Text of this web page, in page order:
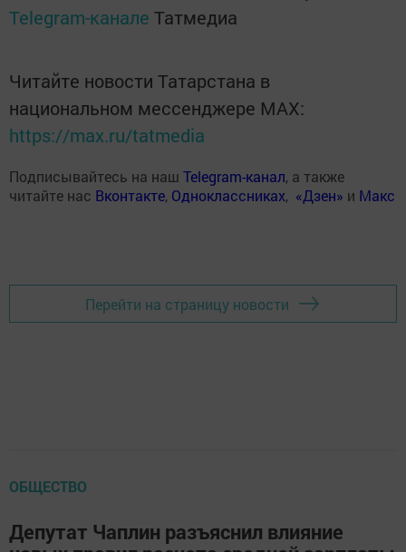
Telegram-канале Татмедиа
Читайте новости Татарстана в
национальном мессенджере MАХ:
https://max.ru/tatmedia
Подписывайтесь на наш Telegram-канал, а также
читайте нас Вконтакте, Одноклассниках, «Дзен» и Макс
Перейти на страницу новости
ОБЩЕСТВО
Депутат Чаплин разъяснил влияние